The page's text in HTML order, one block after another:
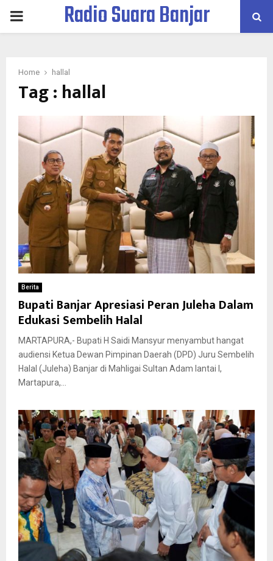
PRIMARYRadio Suara Banjar
Home hallal
Tag : hallal
Berita
Bupati Banjar Apresiasi Peran Juleha Dalam
Edukasi Sembelih Halal
MARTAPURA,- Bupati H Saidi Mansyur menyambut hangat
audiensi Ketua Dewan Pimpinan Daerah (DPD) Juru Sembelih
Halal (Juleha) Banjar di Mahligai Sultan Adam lantai I,
Martapura,...